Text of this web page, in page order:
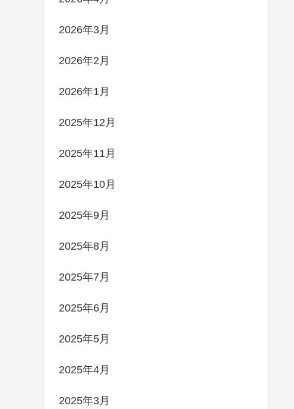
2026年3月
2026年2月
2026年1月
2025年12月
2025年11月
2025年10月
2025年9月
2025年8月
2025年7月
2025年6月
2025年5月
2025年4月
2025年3月